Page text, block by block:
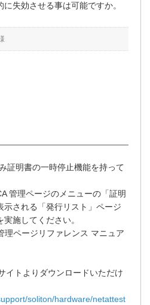
失効させる事は可能ですか。
証明書の一時停止機能を持って
管理ページのメニューの「証明
示される「発行リスト」ページ
施してください。
理ページリファレンス マニュア
イトよりダウンロードいただけ
soliton/hardware/netattest